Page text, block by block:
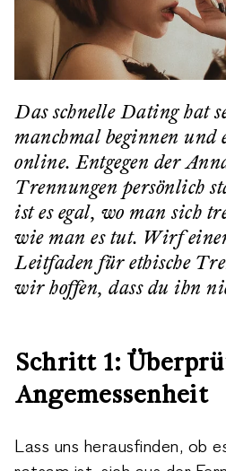
Das schnelle Dating hat
manchmal beginnen und
online. Entgegen der
Trennungen persönlich
ist es egal, wo man sich
wie man es tut. Wirf
Leitfaden für ethische
wir hoffen, dass du ihn
Schritt 1:
Angemessenheit
Lass uns herausfinden, ob